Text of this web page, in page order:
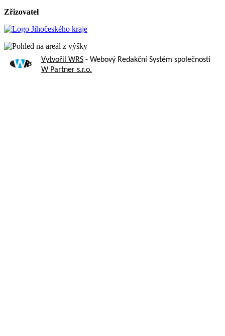
Zřizovatel
Vytvořil WRS - Webový Redakční Systém společnosti
W Partner s.r.o.